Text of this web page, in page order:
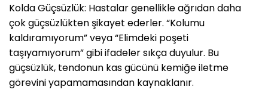
Kolda Güçsüzlük: Hastalar genellikle ağrıdan daha
çok güçsüzlükten şikayet ederler. “Kolumu
kaldıramıyorum” veya “Elimdeki poşeti
taşıyamıyorum” gibi ifadeler sıkça duyulur. Bu
güçsüzlük, tendonun kas gücünü kemiğe iletme
görevini yapamamasından kaynaklanır.